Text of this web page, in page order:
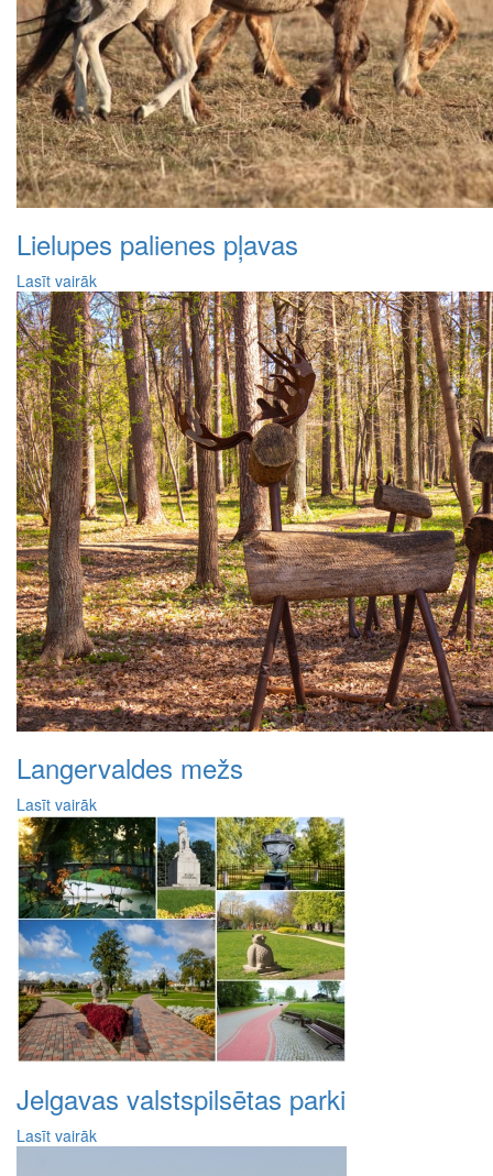
Lielupes palienes pļavas
Lasīt vairāk
Langervaldes mežs
Lasīt vairāk
Jelgavas valstspilsētas parki
Lasīt vairāk